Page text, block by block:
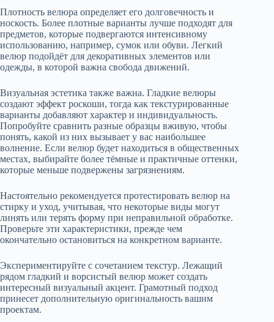
Плотность велюра определяет его долговечность и
носкость. Более плотные варианты лучше подходят для
предметов, которые подвергаются интенсивному
использованию, например, сумок или обуви. Легкий
велюр подойдёт для декоративных элементов или
одежды, в которой важна свобода движений.
Визуальная эстетика также важна. Гладкие велюры
создают эффект роскоши, тогда как текстурированные
варианты добавляют характер и индивидуальность.
Попробуйте сравнить разные образцы вживую, чтобы
понять, какой из них вызывает у вас наибольшее
волнение. Если велюр будет находиться в общественных
местах, выбирайте более тёмные и практичные оттенки,
которые меньше подвержены загрязнениям.
Настоятельно рекомендуется протестировать велюр на
стирку и уход, учитывая, что некоторые виды могут
линять или терять форму при неправильной обработке.
Проверьте эти характеристики, прежде чем
окончательно остановиться на конкретном варианте.
Экспериментируйте с сочетанием текстур. Лежащий
рядом гладкий и ворсистый велюр может создать
интересный визуальный акцент. Грамотный подход
принесет дополнительную оригинальность вашим
проектам.